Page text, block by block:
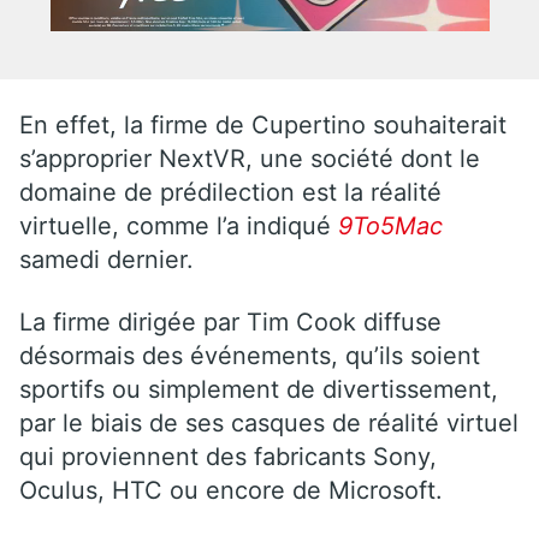
En effet, la firme de Cupertino souhaiterait
s’approprier NextVR, une société dont le
domaine de prédilection est la réalité
virtuelle, comme l’a indiqué 9To5Mac
samedi dernier.
La firme dirigée par Tim Cook diffuse
désormais des événements, qu’ils soient
sportifs ou simplement de divertissement,
par le biais de ses casques de réalité virtuel
qui proviennent des fabricants Sony,
Oculus, HTC ou encore de Microsoft.